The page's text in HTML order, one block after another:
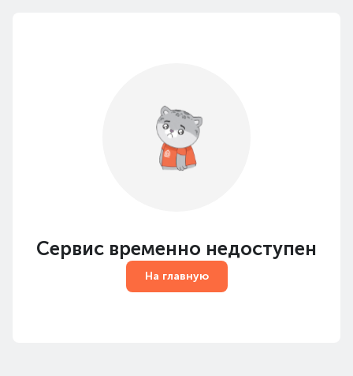
Сервис временно недоступен
На главную